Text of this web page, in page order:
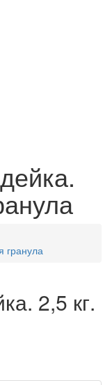
гранула
2,5 кг.